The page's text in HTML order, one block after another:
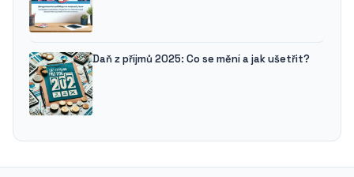
Daň z příjmů 2025: Co se mění a jak ušetřit?